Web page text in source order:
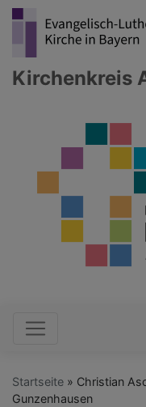
Direkt
Inhalt
Kirchenkreis
Startseite
Christian
Gunzenhausen